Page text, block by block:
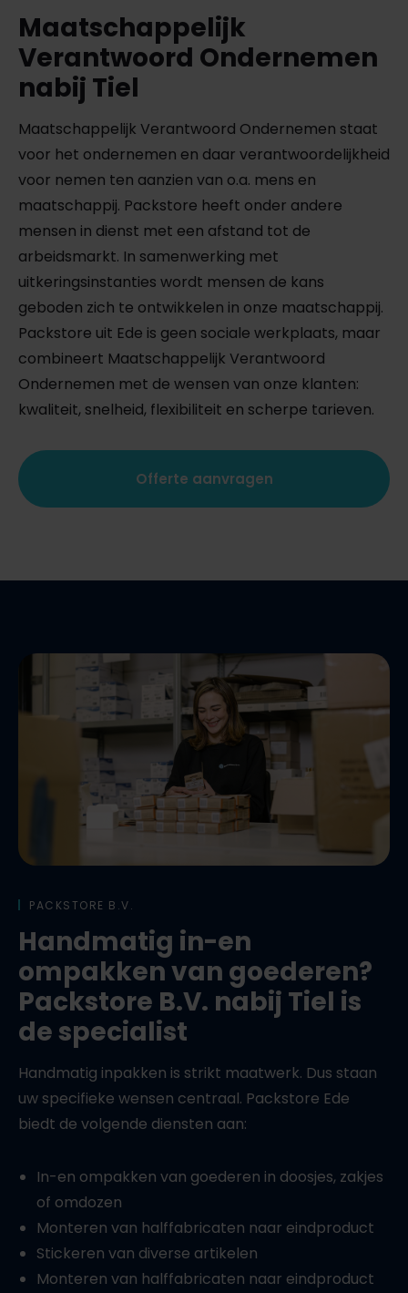
Maatschappelijk
Verantwoord Ondernemen
nabij Tiel
Maatschappelijk Verantwoord Ondernemen staat
voor het ondernemen en daar verantwoordelijkheid
voor nemen ten aanzien van o.a. mens en
maatschappij. Packstore heeft onder andere
mensen in dienst met een afstand tot de
arbeidsmarkt. In samenwerking met
uitkeringsinstanties wordt mensen de kans
geboden zich te ontwikkelen in onze maatschappij.
Packstore uit Ede is geen sociale werkplaats, maar
combineert Maatschappelijk Verantwoord
Ondernemen met de wensen van onze klanten:
kwaliteit, snelheid, flexibiliteit en scherpe tarieven.
Offerte aanvragen
PACKSTORE B.V.
Handmatig in-en
ompakken van goederen?
Packstore B.V. nabij Tiel is
de specialist
Handmatig inpakken is strikt maatwerk. Dus staan
uw specifieke wensen centraal. Packstore Ede
biedt de volgende diensten aan:
In-en ompakken van goederen in doosjes, zakjes
of omdozen
Monteren van halffabricaten naar eindproduct
Stickeren van diverse artikelen
Monteren van halffabricaten naar eindproduct